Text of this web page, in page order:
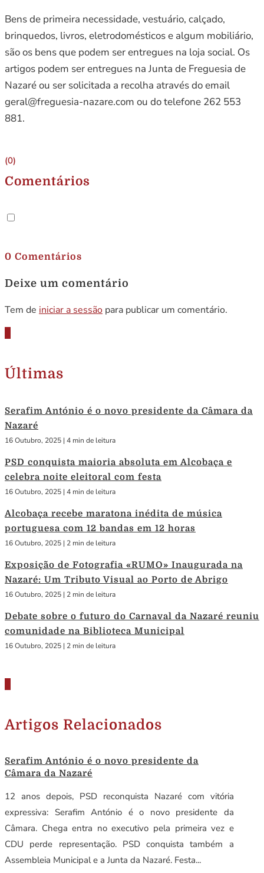
Bens de primeira necessidade, vestuário, calçado,
brinquedos, livros, eletrodomésticos e algum mobiliário,
são os bens que podem ser entregues na loja social. Os
artigos podem ser entregues na Junta de Freguesia de
Nazaré ou ser solicitada a recolha através do email
geral@freguesia-nazare.com ou do telefone 262 553
881.
(0)
Comentários
0 Comentários
Deixe um comentário
Tem de iniciar a sessão para publicar um comentário.
Últimas
Serafim António é o novo presidente da Câmara da
Nazaré
16 Outubro, 2025 | 4 min de leitura
PSD conquista maioria absoluta em Alcobaça e
celebra noite eleitoral com festa
16 Outubro, 2025 | 4 min de leitura
Alcobaça recebe maratona inédita de música
portuguesa com 12 bandas em 12 horas
16 Outubro, 2025 | 2 min de leitura
Exposição de Fotografia «RUMO» Inaugurada na
Nazaré: Um Tributo Visual ao Porto de Abrigo
16 Outubro, 2025 | 2 min de leitura
Debate sobre o futuro do Carnaval da Nazaré reuniu
comunidade na Biblioteca Municipal
16 Outubro, 2025 | 2 min de leitura
Artigos Relacionados
Serafim António é o novo presidente da
Câmara da Nazaré
12 anos depois, PSD reconquista Nazaré com vitória
expressiva: Serafim António é o novo presidente da
Câmara. Chega entra no executivo pela primeira vez e
CDU perde representação. PSD conquista também a
Assembleia Municipal e a Junta da Nazaré. Festa...